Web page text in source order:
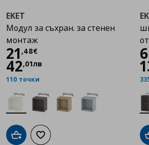
EKET
Модул за съхран. за стенен
монтаж
21,48€
Цена
42,01лв
110 точки
Добави в кошницата
Добави към списъка с любими